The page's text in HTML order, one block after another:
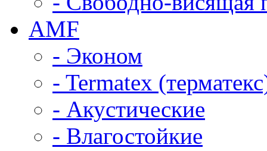
AMF
- Эконом
- Termatex
- Акустические
- Влагостойкие